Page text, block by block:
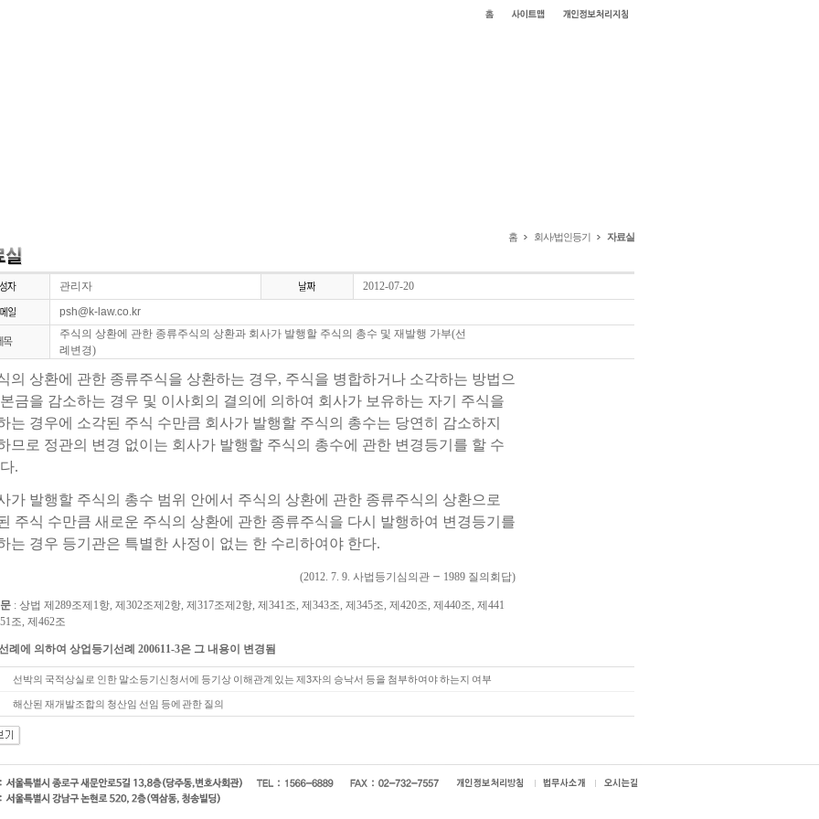
홈 회사/법인등기 자료실
관리자
2012-07-20
psh@k-law.co.kr
주식의 상환에 관한 종류주식의 상환과 회사가 발행할 주식의 총수 및 재발행 가부(선
례변경)
의 상환에 관한 종류주식을 상환하는 경우, 주식을 병합하거나 소각하는 방법으
금을 감소하는 경우 및 이사회의 결의에 의하여 회사가 보유하는 자기 주식을
는 경우에 소각된 주식 수만큼 회사가 발행할 주식의 총수는 당연히 감소하지
므로 정관의 변경 없이는 회사가 발행할 주식의 총수에 관한 변경등기를 할 수
.
가 발행할 주식의 총수 범위 안에서 주식의 상환에 관한 종류주식의 상환으로
주식 수만큼 새로운 주식의 상환에 관한 종류주식을 다시 발행하여 변경등기를
는 경우 등기관은 특별한 사정이 없는 한 수리하여야 한다.
(2012. 7. 9. 사법등기심의관 － 1989 질의회답)
: 상법 제289조제1항, 제302조제2항, 제317조제2항, 제341조, 제343조, 제345조, 제420조, 제440조, 제441
조, 제462조
례에 의하여 상업등기선례 200611-3은 그 내용이 변경됨
선박의 국적상실로 인한 말소등기신청서에 등기상 이해관계 있는 제3자의 승낙서 등을 첨부하여야 하는지 여부
해산된 재개발조합의 청산임 선임 등에 관한 질의